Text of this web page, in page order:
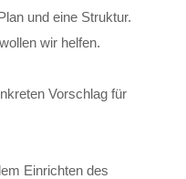
und eine Struktur.
wir helfen.
Vorschlag für
Einrichten des